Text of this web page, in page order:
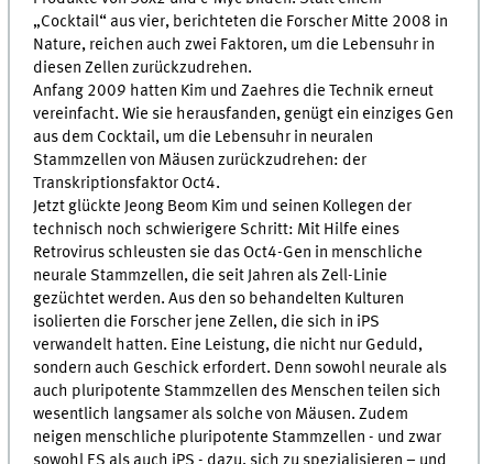
„Cocktail“ aus vier, berichteten die Forscher Mitte 2008 in
Nature, reichen auch zwei Faktoren, um die Lebensuhr in
diesen Zellen zurückzudrehen.
Anfang 2009 hatten Kim und Zaehres die Technik erneut
vereinfacht. Wie sie herausfanden, genügt ein einziges Gen
aus dem Cocktail, um die Lebensuhr in neuralen
Stammzellen von Mäusen zurückzudrehen: der
Transkriptionsfaktor Oct4.
Jetzt glückte Jeong Beom Kim und seinen Kollegen der
technisch noch schwierigere Schritt: Mit Hilfe eines
Retrovirus schleusten sie das Oct4-Gen in menschliche
neurale Stammzellen, die seit Jahren als Zell-Linie
gezüchtet werden. Aus den so behandelten Kulturen
isolierten die Forscher jene Zellen, die sich in iPS
verwandelt hatten. Eine Leistung, die nicht nur Geduld,
sondern auch Geschick erfordert. Denn sowohl neurale als
auch pluripotente Stammzellen des Menschen teilen sich
wesentlich langsamer als solche von Mäusen. Zudem
neigen menschliche pluripotente Stammzellen - und zwar